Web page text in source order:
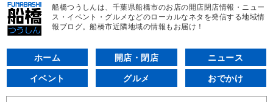
船橋つうしんは、千葉県船橋市のお店の開店閉店情報・ニュー
ス・イベント・グルメなどのローカルなネタを発信する地域情
報ブログ。船橋市近隣地域の情報もお届け！
ホーム 開店・閉店 ニュース
イベント グルメ おでかけ